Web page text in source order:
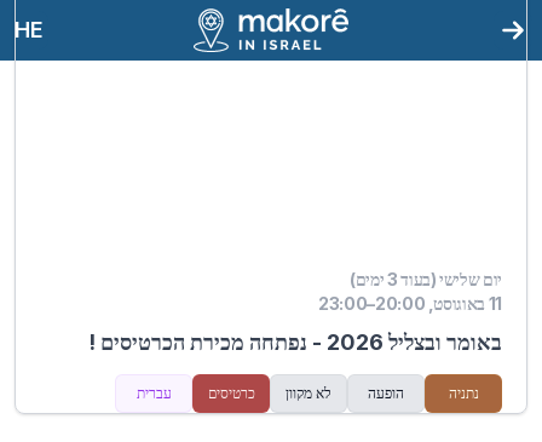
HE
יום שלישי (בעוד 3 ימים)
11 באוגוסט, 20:00–23:00
באומר ובצליל 2026 - נפתחה מכירת הכרטיסים !
נתניה הופעה לא מקוון כרטיסים עברית